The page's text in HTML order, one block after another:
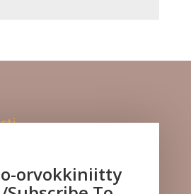
orvokkiniitty